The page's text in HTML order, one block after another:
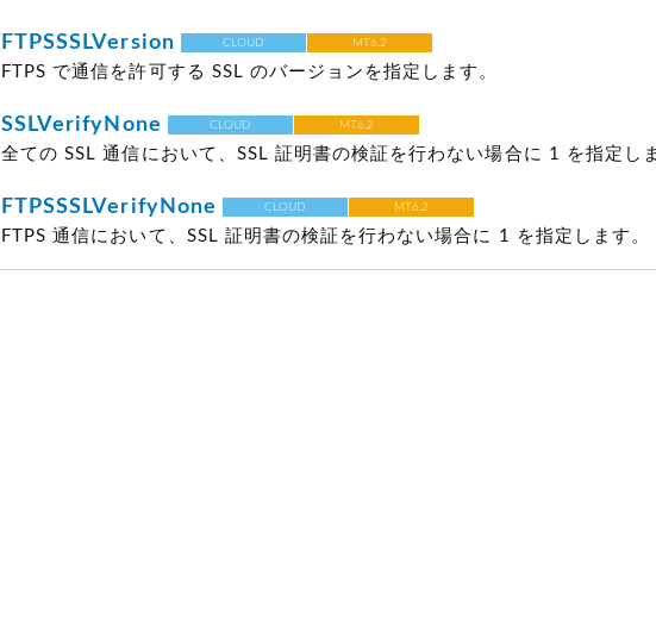
FTPSSSLVersion CLOUD MT6.2
FTPS で通信を許可する SSL のバージョンを指定します。
SSLVerifyNone CLOUD MT6.2
全ての SSL 通信において、SSL 証明書の検証を行わない場合に 1 を指定し
FTPSSSLVerifyNone CLOUD MT6.2
FTPS 通信において、SSL 証明書の検証を行わない場合に 1 を指定します。